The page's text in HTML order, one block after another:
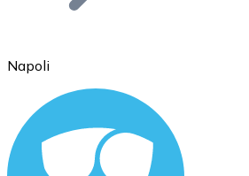
Ethereum
Napoli